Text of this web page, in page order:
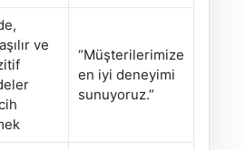
ve
“Müşterilerimize
en iyi deneyimi
sunuyoruz.”